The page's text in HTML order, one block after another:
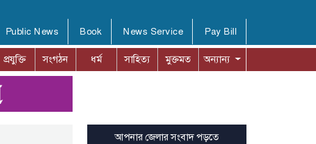
Public News Book News Service Pay Bill
প্রযুক্তি সংগঠন ধর্ম সাহিত্য মুক্তমত অন্যান্য
আপনার জেলার সংবাদ পড়তে